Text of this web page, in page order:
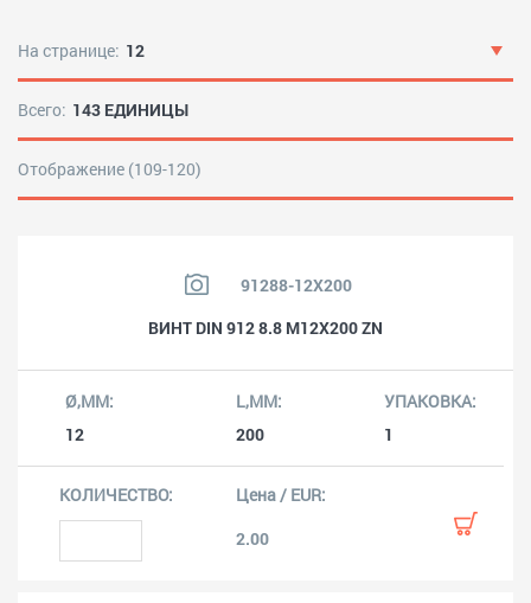
На странице: 12
Всего: 143 ЕДИНИЦЫ
Отображение (109-120)
91288-12X200
ВИНТ DIN 912 8.8 M12X200 ZN
12 200 1
2.00